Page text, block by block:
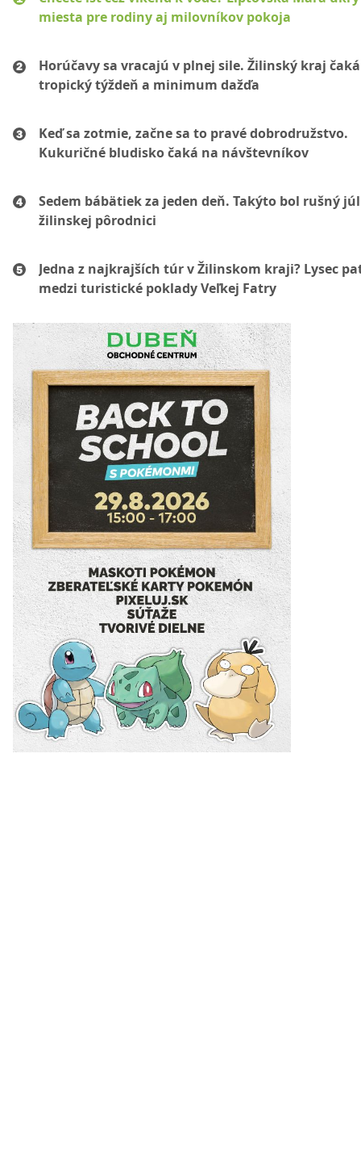
miesta pre rodiny aj milovníkov pokoja
Horúčavy sa vracajú v plnej sile. Žilinský kraj čaká
tropický týždeň a minimum dažďa
Keď sa zotmie, začne sa to pravé dobrodružstvo.
Kukuričné bludisko čaká na návštevníkov
Sedem bábätiek za jeden deň. Takýto bol rušný
žilinskej pôrodnici
Jedna z najkrajších túr v Žilinskom kraji? Lysec
medzi turistické poklady Veľkej Fatry